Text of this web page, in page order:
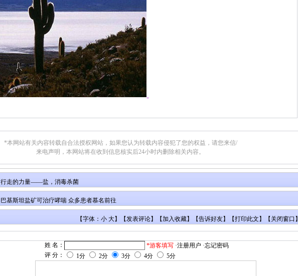
*本网站有关内容转载自合法授权网站，如果您认为转载内容侵犯了您的权益，请您来信/
来电声明，本网站将在收到信息核实后24小时内删除相关内容。
行走的力量——盐，消毒杀菌
巴基斯坦盐矿可治疗哮喘 众多患者慕名前往
【字体：小 大】【发表评论】【加入收藏】【告诉好友】【打印此文】【关闭窗口
姓 名：
*游客填写 ·注册用户 ·忘记密码
评 分：
1分 2分 3分 4分 5分